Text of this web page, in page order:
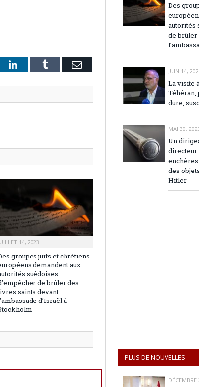
LinkedInTumblr Email
14, 2023
groupes juifs et chrétiens
demandent aux
suédoises
de brûler des
saints devant
d’Israël à
Des
autorités
de brûler
JUIN 14,
La visite
Téhéran,
dure,
MAI 30,
Un
directeur
des
Hitler
PLUS DE NOUVELLES
DÉCEMBRE